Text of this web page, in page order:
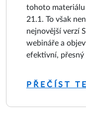
tohoto materiálu
21.1. To však
nejnovější verzí
webináře a
efektivní, přesný
PŘEČÍST